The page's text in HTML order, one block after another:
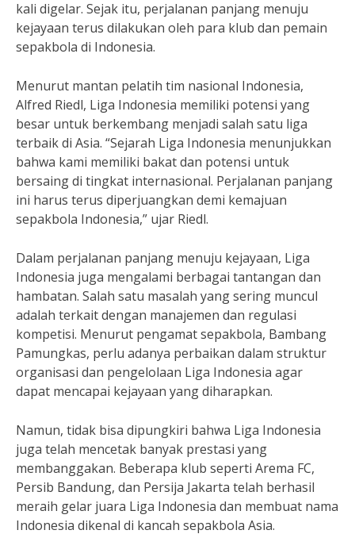
kali digelar. Sejak itu, perjalanan panjang menuju
kejayaan terus dilakukan oleh para klub dan pemain
sepakbola di Indonesia.
Menurut mantan pelatih tim nasional Indonesia,
Alfred Riedl, Liga Indonesia memiliki potensi yang
besar untuk berkembang menjadi salah satu liga
terbaik di Asia. “Sejarah Liga Indonesia menunjukkan
bahwa kami memiliki bakat dan potensi untuk
bersaing di tingkat internasional. Perjalanan panjang
ini harus terus diperjuangkan demi kemajuan
sepakbola Indonesia,” ujar Riedl.
Dalam perjalanan panjang menuju kejayaan, Liga
Indonesia juga mengalami berbagai tantangan dan
hambatan. Salah satu masalah yang sering muncul
adalah terkait dengan manajemen dan regulasi
kompetisi. Menurut pengamat sepakbola, Bambang
Pamungkas, perlu adanya perbaikan dalam struktur
organisasi dan pengelolaan Liga Indonesia agar
dapat mencapai kejayaan yang diharapkan.
Namun, tidak bisa dipungkiri bahwa Liga Indonesia
juga telah mencetak banyak prestasi yang
membanggakan. Beberapa klub seperti Arema FC,
Persib Bandung, dan Persija Jakarta telah berhasil
meraih gelar juara Liga Indonesia dan membuat nama
Indonesia dikenal di kancah sepakbola Asia.